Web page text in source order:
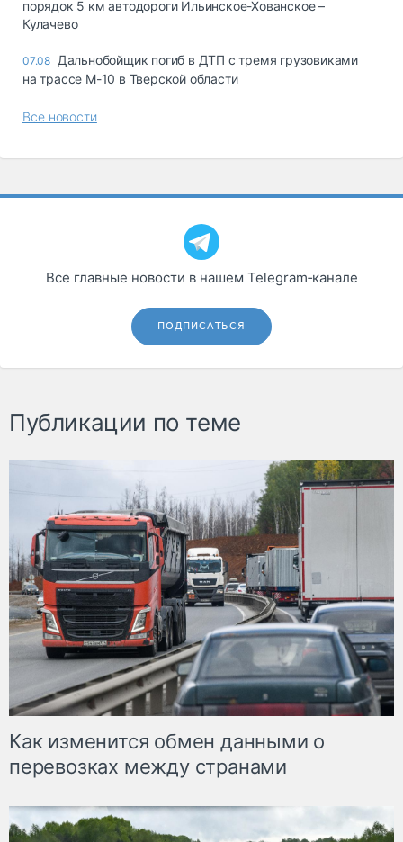
порядок 5 км автодороги Ильинское-Хованское –
Кулачево
07.08 Дальнобойщик погиб в ДТП с тремя грузовиками
на трассе М-10 в Тверской области
Все новости
Все главные новости в нашем Telegram‑канале
ПОДПИСАТЬСЯ
Публикации по теме
Как изменится обмен данными о
перевозках между странами